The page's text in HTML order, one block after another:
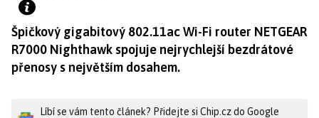
Špičkový gigabitový 802.11ac Wi-Fi router NETGEAR
R7000 Nighthawk spojuje nejrychlejší bezdrátové
přenosy s největším dosahem.
Líbí se vám tento článek? Přidejte si Chip.cz do Google